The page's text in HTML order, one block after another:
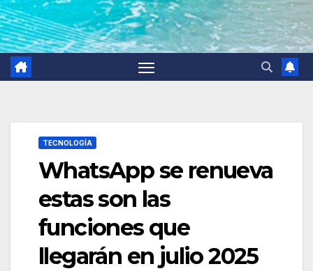
TECNOLOGÍA
WhatsApp se renueva
estas son las
funciones que
llegarán en julio 2025